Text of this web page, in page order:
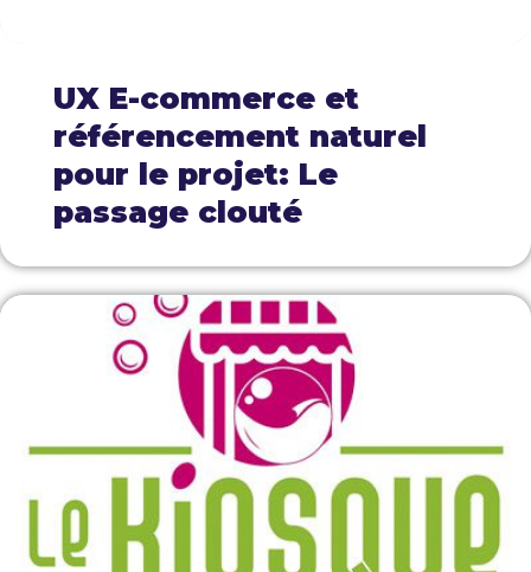
UX E-commerce et
référencement naturel
pour le projet: Le
passage clouté